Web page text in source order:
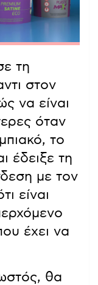
τη
στον
να είναι
όταν
το
έδειξε τη
με τον
είναι
έχει να
θα